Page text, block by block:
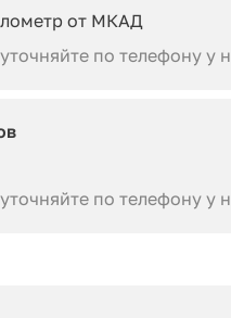
от МКАД
по телефону
по телефону